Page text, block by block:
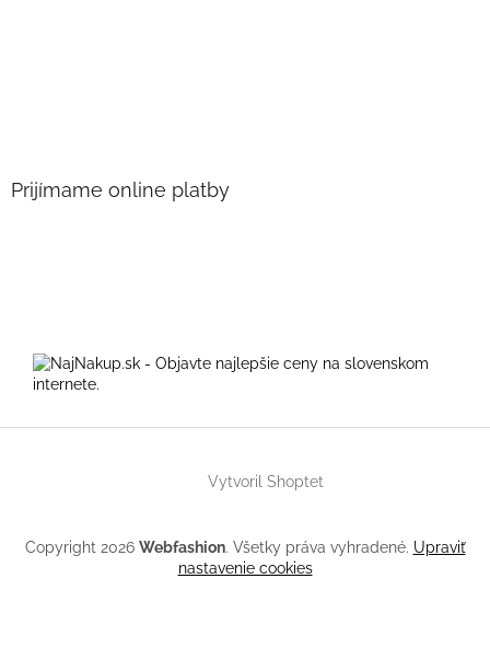
Prijímame online platby
Vytvoril Shoptet
Copyright 2026 Webfashion. Všetky práva vyhradené. Upraviť
nastavenie cookies